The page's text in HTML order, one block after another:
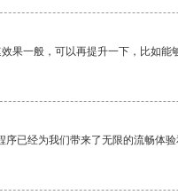
果一般，可以再提升一下，比如能
序已经为我们带来了无限的流畅体验